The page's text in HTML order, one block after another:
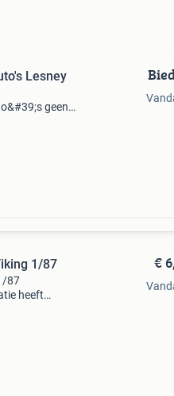
Lesney
geen
1/87
87
heeft
€